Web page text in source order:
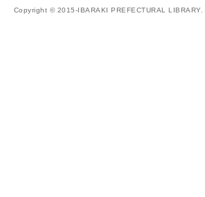
Copyright © 2015-IBARAKI PREFECTURAL LIBRARY.